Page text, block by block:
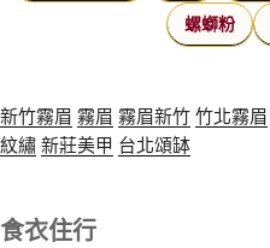
螺螄粉
新竹霧眉 霧眉 霧眉新竹竹北霧眉
紋繡新莊美甲 台北頌缽
食衣住行